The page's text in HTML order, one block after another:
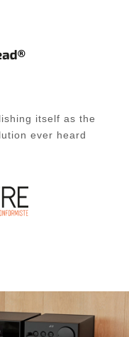
itself as the
ever heard